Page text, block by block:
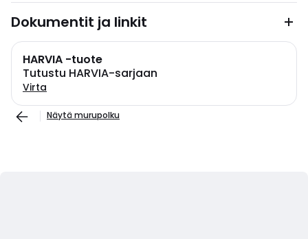
Dokumentit ja linkit
HARVIA -tuote
Tutustu HARVIA-sarjaan
Virta
Näytä murupolku